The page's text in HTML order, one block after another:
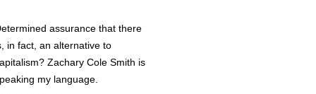
assurance that there
in fact, an alternative to
Zachary Cole Smith is
my language.